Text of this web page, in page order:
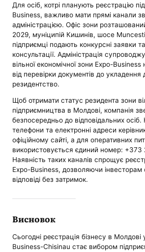
Для осіб, котрі планують реєстрацію
Business, важливо мати прямі канали
адміністрацією. Офіс зони
2029, муніципій Кишинів, шосе
підприємці подають конкурсні заявки
консультації. Адміністрація
вільної економічної зони Expo-
від перевірки документів до укладення
резидентство.
Щоб отримати статус резидента зони
підприємництва в Молдові, компанія
безпосередньо до відповідальних осіб.
телефони та електронні адреси
офіційному сайті, а для оперативних
використовується єдиний номер: +373
Наявність таких каналів спрощує
Expo-Business, дозволяючи інвесторам
відповіді без затримок.
Висновок
Сьогодні реєстрація бізнесу в
Business-Chisinau стає вибором